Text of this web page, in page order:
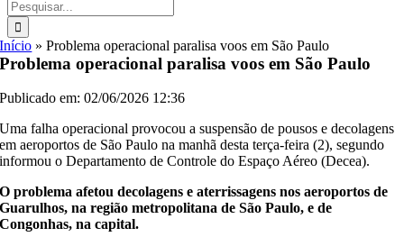
Buscar
resultados
para:
Início »Problema operacional paralisa voos em São Paulo
Problema operacional paralisa voos em São Paulo
Publicado em: 02/06/2026 12:36
Uma falha operacional provocou a suspensão de pousos e decolagens
em aeroportos de São Paulo na manhã desta terça-feira (2), segundo
informou o Departamento de Controle do Espaço Aéreo (Decea).
O problema afetou decolagens e aterrissagens nos aeroportos de
Guarulhos, na região metropolitana de São Paulo, e de
Congonhas, na capital.